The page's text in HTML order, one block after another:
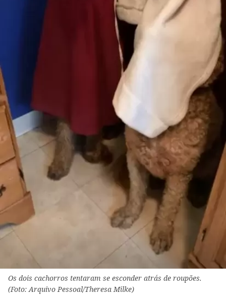
Os dois cachorros tentaram se esconder atrás de roupões.
(Foto: Arquivo Pessoal/Theresa Milke)